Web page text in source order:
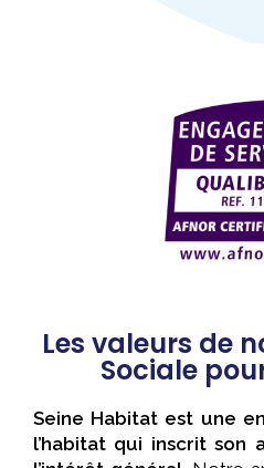
Les valeurs de
Sociale
Seine Habitat est une
l’habitat qui inscrit son